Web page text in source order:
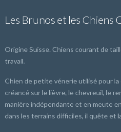
Les Brunos et les Chiens
Origine Suisse. Chiens courant de
travail.
Chien de petite vénerie utilisé pour
créancé sur le lièvre, le chevreuil, le
manière indépendante et en meute
dans les terrains difficiles, il quête et